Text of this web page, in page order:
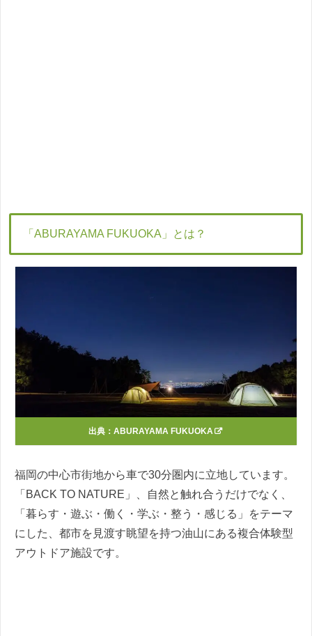
「ABURAYAMA FUKUOKA」とは？
出典： ABURAYAMA FUKUOKA
福岡の中心市街地から車で30分圏内に立地しています。
「BACK TO NATURE」、自然と触れ合うだけでなく、
「暮らす・遊ぶ・働く・学ぶ・整う・感じる」をテーマ
にした、都市を見渡す眺望を持つ油山にある複合体験型
アウトドア施設です。